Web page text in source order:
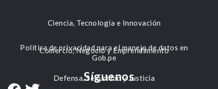
Ciencia, Tecnología e Innovación
Comercio, Negocio y Emprendimiento
Defensa, Seguridad y Justicia
Política de privacidad para el manejo de datos en
Gob.pe
Síguenos